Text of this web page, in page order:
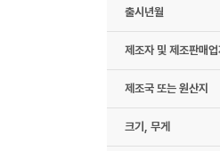
출시년월
제조자 및 제조판매
제조국 또는 원산지
크기, 무게